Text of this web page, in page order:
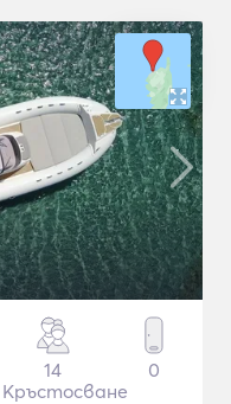
14
Кръстосване
0